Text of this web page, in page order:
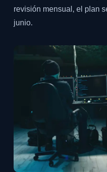
revisión mensual, el plan
junio.